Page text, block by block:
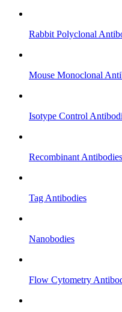
Rabbit Polyclonal
Mouse Monoclonal
Isotype Control
Recombinant Antibodies
Tag Antibodies
Nanobodies
Flow Cytometry